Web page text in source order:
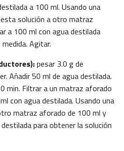
a 100 ml. Usando una
solución a otro matraz
a 100 ml con agua destilada
Agitar.
pesar 3.0 g de
Añadir 50 ml de agua destilada.
min. Filtrar a un matraz aforado
con agua destilada. Usando una
matraz aforado de 100 ml y
para obtener la solución